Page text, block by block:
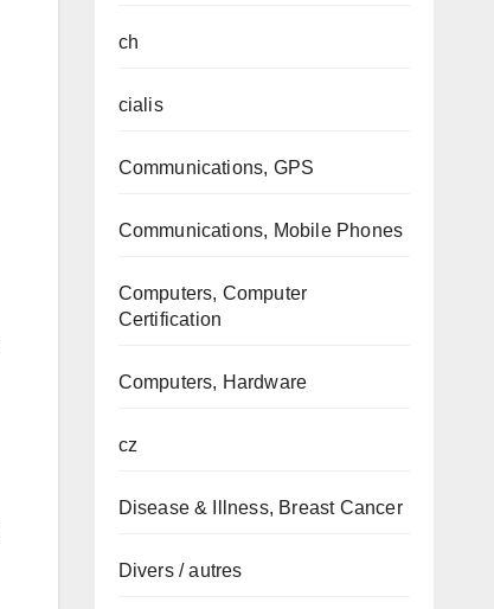
ch
cialis
Communications, GPS
Communications, Mobile Phones
Computers, Computer
Certification
Computers, Hardware
cz
Disease & Illness, Breast Cancer
Divers / autres